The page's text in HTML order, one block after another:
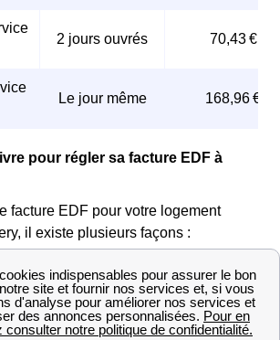
2 jours ouvrés 70,43 €
Le jour même 168,96 €
pour régler sa facture EDF à
facture EDF pour votre logement
il existe plusieurs façons :
📞 Par téléphone